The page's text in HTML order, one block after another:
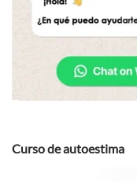
Curso de autoestima